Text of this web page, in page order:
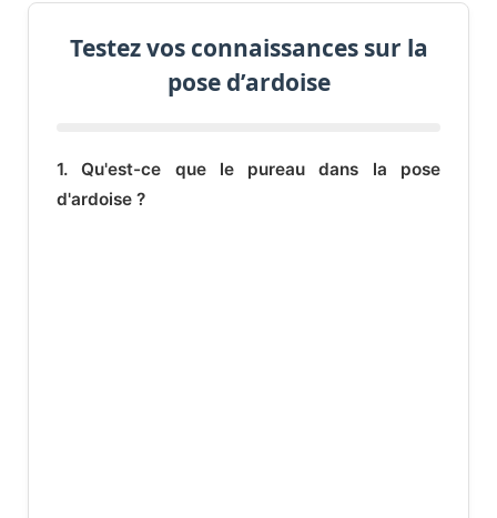
Testez vos connaissances sur la
pose d’ardoise
1. Qu'est-ce que le pureau dans la pose
d'ardoise ?